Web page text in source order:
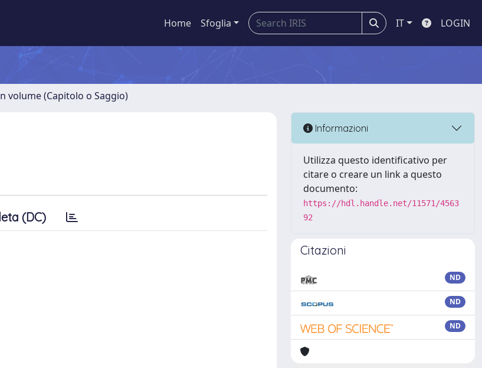
Home Sfoglia IT LOGIN
volume (Capitolo o Saggio)
(DC)
Informazioni
Utilizza questo identificativo per
citare o creare un link a questo
documento:
https://hdl.handle.net/11571/4563
92
Citazioni
ND
ND
ND